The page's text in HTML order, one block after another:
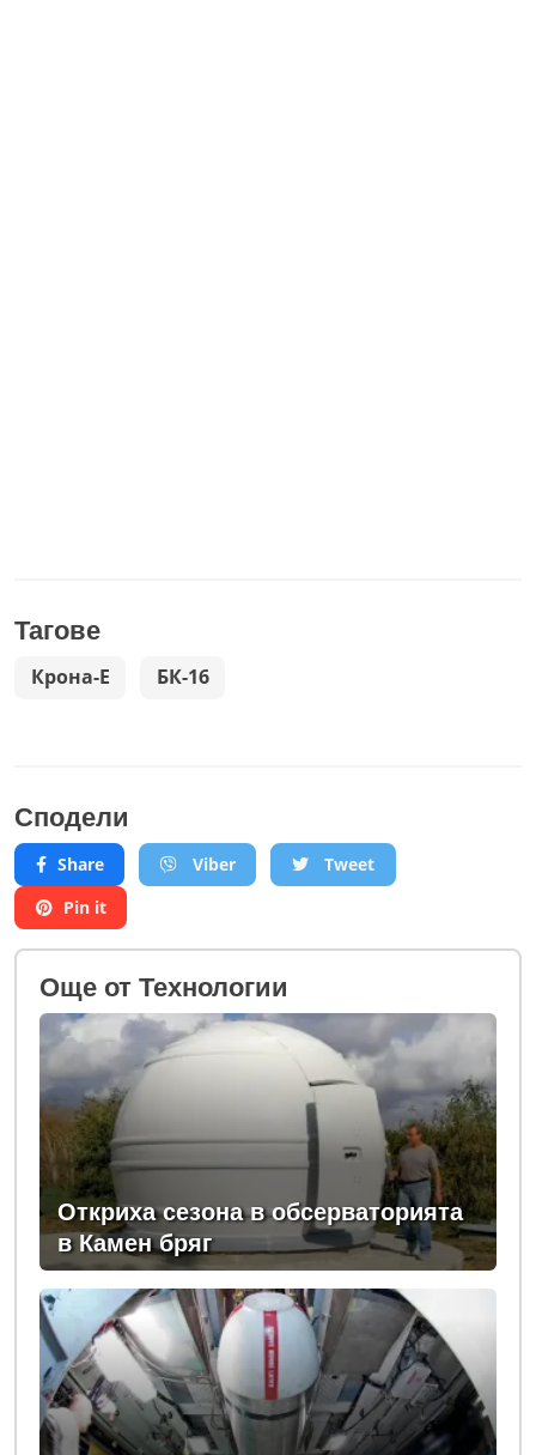
Тагове
Крона-Е БК-16
Сподели
Share Viber
Tweet
Pin it
Oще от Технологии
Откриха сезона в обсерваторията
в Камен бряг